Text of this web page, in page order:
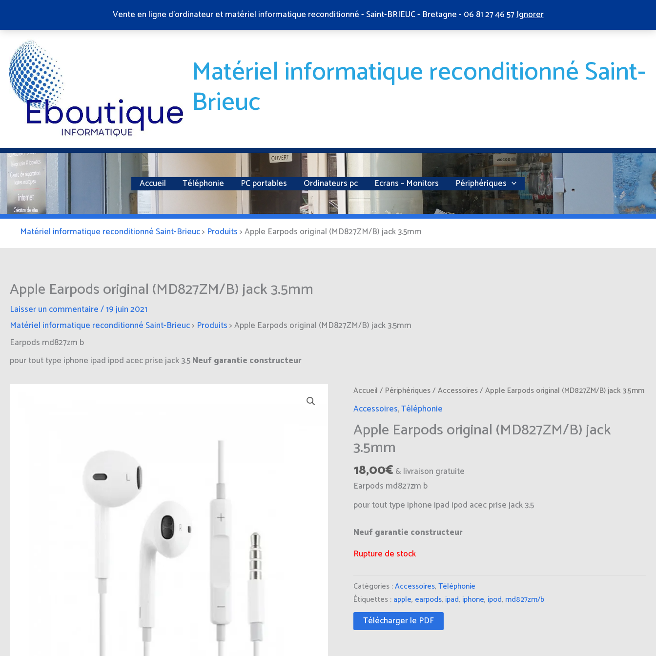
Vente en ligne d'ordinateur et matériel informatique reconditionné - Saint-BRIEUC - Bretagne - 06 81 27 46 57Ignorer
contenu
Matériel informatique reconditionné Saint-
Brieuc
Accueil Téléphonie PC portables Ordinateurs pc Ecrans – Monitors Périphériques
Matériel informatique reconditionné Saint-Brieuc> Produits>Apple Earpods original (MD827ZM/B) jack 3.5mm
Apple Earpods original (MD827ZM/B) jack 3.5mm
Laisser un commentaire/19 juin 2021
Matériel informatique reconditionné Saint-Brieuc> Produits>Apple Earpods original (MD827ZM/B) jack 3.5mm
Earpods md827zm b
pour tout type iphone ipad ipod acec prise jack 3.5Neuf garantie constructeur
Accueil / Périphériques/Accessoires/ Apple Earpods original (MD827ZM/B) jack 3.5mm
Accessoires,Téléphonie
Apple Earpods original (MD827ZM/B) jack
3.5mm
18,00€& livraison gratuite
Earpods md827zm b
pour tout type iphone ipad ipod acec prise jack 3.5
Neuf garantie constructeur
Rupture de stock
Catégories :Accessoires,Téléphonie
Étiquettes : apple, earpods, ipad, iphone, ipod, md827zm/b
Télécharger le PDF